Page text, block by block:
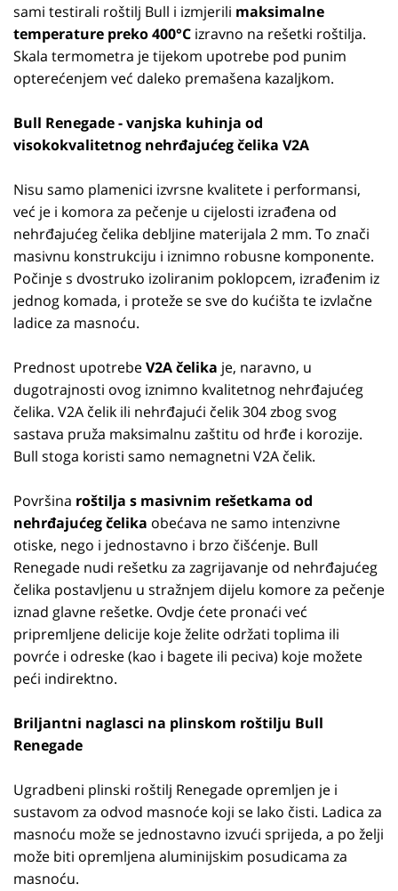
sami testirali roštilj Bull i izmjerili maksimalne
temperature preko 400°C izravno na rešetki roštilja.
Skala termometra je tijekom upotrebe pod punim
opterećenjem već daleko premašena kazaljkom.
Bull Renegade - vanjska kuhinja od
visokokvalitetnog nehrđajućeg čelika V2A
Nisu samo plamenici izvrsne kvalitete i performansi,
već je i komora za pečenje u cijelosti izrađena od
nehrđajućeg čelika debljine materijala 2 mm. To znači
masivnu konstrukciju i iznimno robusne komponente.
Počinje s dvostruko izoliranim poklopcem, izrađenim iz
jednog komada, i proteže se sve do kućišta te izvlačne
ladice za masnoću.
Prednost upotrebeV2A čelika je, naravno, u
dugotrajnosti ovog iznimno kvalitetnog nehrđajućeg
čelika. V2A čelik ili nehrđajući čelik 304 zbog svog
sastava pruža maksimalnu zaštitu od hrđe i korozije.
Bull stoga koristi samo nemagnetni V2A čelik.
Površina roštilja s masivnim rešetkama od
nehrđajućeg čelika obećava ne samo intenzivne
otiske, nego i jednostavno i brzo čišćenje. Bull
Renegade nudi rešetku za zagrijavanje od nehrđajućeg
čelika postavljenu u stražnjem dijelu komore za pečenje
iznad glavne rešetke. Ovdje ćete pronaći već
pripremljene delicije koje želite održati toplima ili
povrće i odreske (kao i bagete ili peciva) koje možete
peći indirektno.
Briljantni naglasci na plinskom roštilju Bull
Renegade
Ugradbeni plinski roštilj Renegade opremljen je i
sustavom za odvod masnoće koji se lako čisti. Ladica za
masnoću može se jednostavno izvući sprijeda, a po želji
može biti opremljena aluminijskim posudicama za
masnoću.